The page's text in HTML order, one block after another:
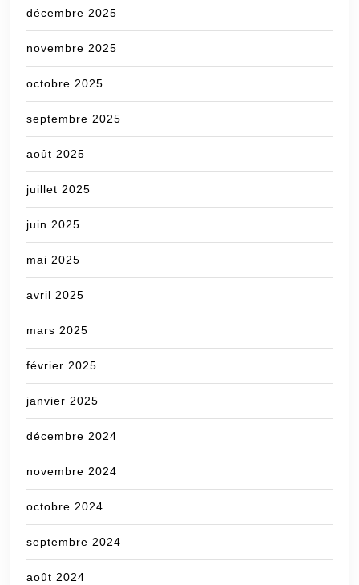
décembre 2025
novembre 2025
octobre 2025
septembre 2025
août 2025
juillet 2025
juin 2025
mai 2025
avril 2025
mars 2025
février 2025
janvier 2025
décembre 2024
novembre 2024
octobre 2024
septembre 2024
août 2024